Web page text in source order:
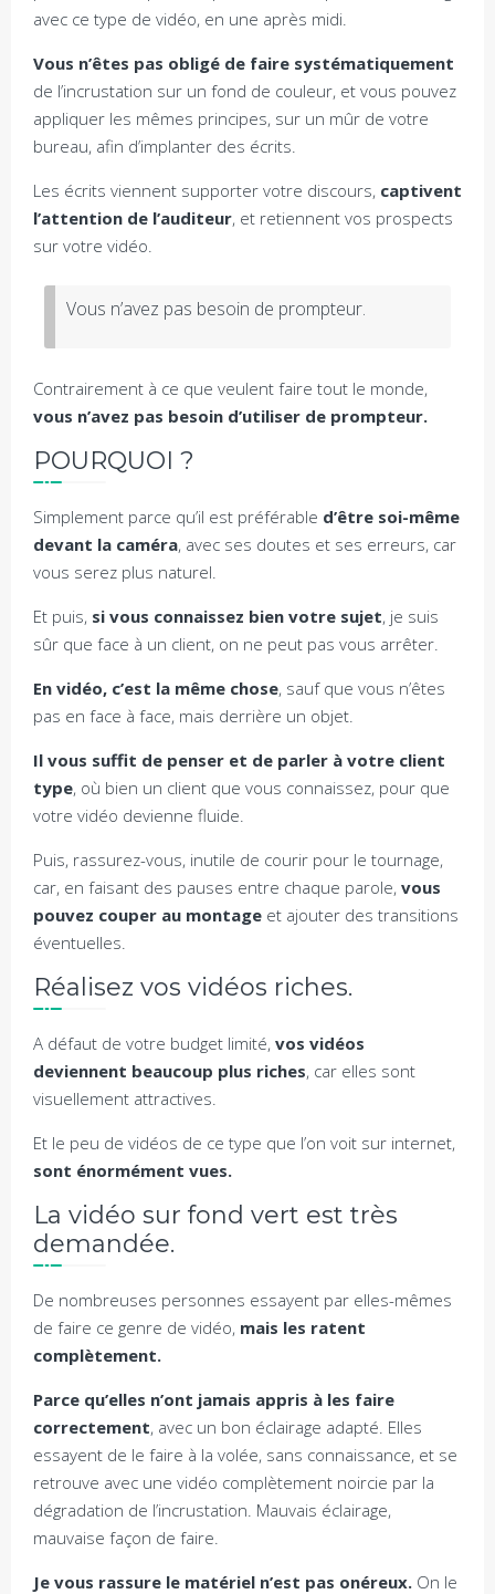
avec ce type de vidéo, en une après midi.
Vous n’êtes pas obligé de faire systématiquement
de l’incrustation sur un fond de couleur, et vous pouvez
appliquer les mêmes principes, sur un mûr de votre
bureau, afin d’implanter des écrits.
Les écrits viennent supporter votre discours, captivent
l’attention de l’auditeur, et retiennent vos prospects
sur votre vidéo.
Vous n’avez pas besoin de prompteur.
Contrairement à ce que veulent faire tout le monde,
vous n’avez pas besoin d’utiliser de prompteur.
POURQUOI ?
Simplement parce qu’il est préférable d’être soi-même
devant la caméra, avec ses doutes et ses erreurs, car
vous serez plus naturel.
Et puis, si vous connaissez bien votre sujet, je suis
sûr que face à un client, on ne peut pas vous arrêter.
En vidéo, c’est la même chose, sauf que vous n’êtes
pas en face à face, mais derrière un objet.
Il vous suffit de penser et de parler à votre client
type, où bien un client que vous connaissez, pour que
votre vidéo devienne fluide.
Puis, rassurez-vous, inutile de courir pour le tournage,
car, en faisant des pauses entre chaque parole, vous
pouvez couper au montage et ajouter des transitions
éventuelles.
Réalisez vos vidéos riches.
A défaut de votre budget limité, vos vidéos
deviennent beaucoup plus riches, car elles sont
visuellement attractives.
Et le peu de vidéos de ce type que l’on voit sur internet,
sont énormément vues.
La vidéo sur fond vert est très
demandée.
De nombreuses personnes essayent par elles-mêmes
de faire ce genre de vidéo, mais les ratent
complètement.
Parce qu’elles n’ont jamais appris à les faire
correctement, avec un bon éclairage adapté. Elles
essayent de le faire à la volée, sans connaissance, et se
retrouve avec une vidéo complètement noircie par la
dégradation de l’incrustation. Mauvais éclairage,
mauvaise façon de faire.
Je vous rassure le matériel n’est pas onéreux. On le